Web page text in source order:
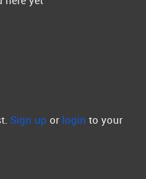
Sign up or login to your